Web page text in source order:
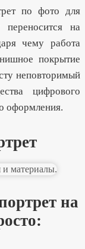
по фото для
на
чему работа
покрытие
неповторимый
цифрового
оформления.
на